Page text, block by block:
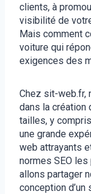
clients, à
visibilité de
Mais comment
voiture qui
exigences des
Chez sit-web.fr,
dans la
tailles, y
une grande
web attrayants
normes SEO
allons partager
conception